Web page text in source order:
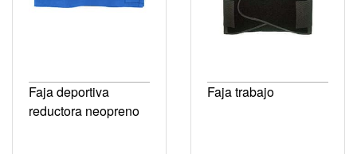
Faja deportiva
reductora neopreno
Faja trabajo